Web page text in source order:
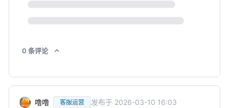
0 条评论
噜噜 客服运营 发布于 2026-03-10 16:03